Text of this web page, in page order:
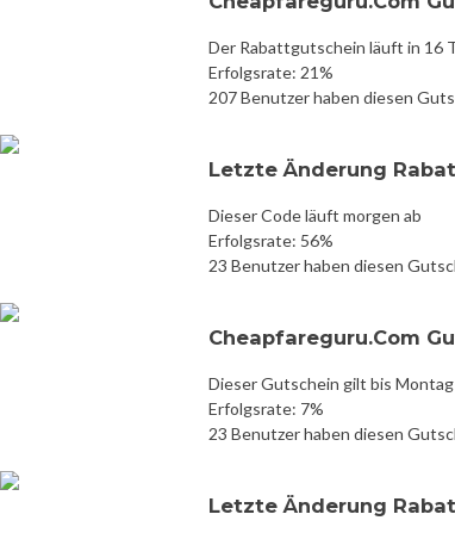
Der Rabattgutschein läuft in 16
Erfolgsrate: 21%
207 Benutzer haben diesen
Letzte Änderung
Dieser Code läuft morgen ab
Erfolgsrate: 56%
23 Benutzer haben diesen
Cheapfareguru.Com
Dieser Gutschein gilt bis Montag
Erfolgsrate: 7%
23 Benutzer haben diesen
Letzte Änderung